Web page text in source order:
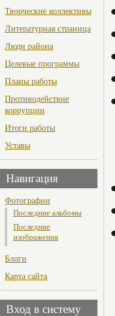
Творческие коллективы
Литературная страница
Люди района
Целевые программы
Планы работы
Противодействие
коррупции
Итоги работы
Уставы
Навигация
Фотографии
Последние альбомы
Последние
изображения
Блоги
Карта сайта
Вход в систему